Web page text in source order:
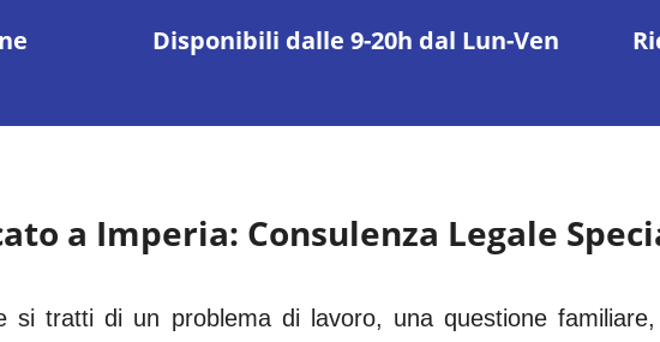
Disponibili dalle 9-20h dal Lun-Ven
a Imperia: Consulenza Legale
si tratti di un problema di lavoro, una questione